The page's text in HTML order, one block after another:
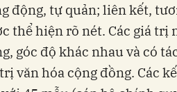
động, tự quản; liên kết,
thể hiện rõ nét. Các giá
góc độ khác nhau và có
văn hóa cộng đồng. Các